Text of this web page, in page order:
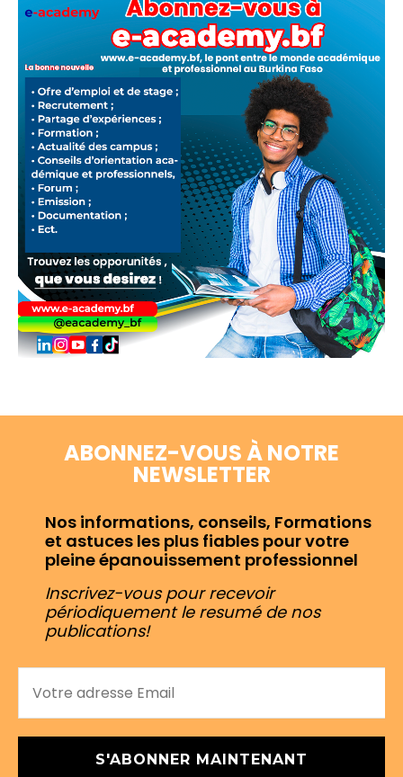
ABONNEZ-VOUS À NOTRE
NEWSLETTER
Nos informations, conseils, Formations
et astuces les plus fiables pour votre
pleine épanouissement professionnel
Inscrivez-vous pour recevoir
périodiquement le resumé de nos
publications!
S'ABONNER MAINTENANT